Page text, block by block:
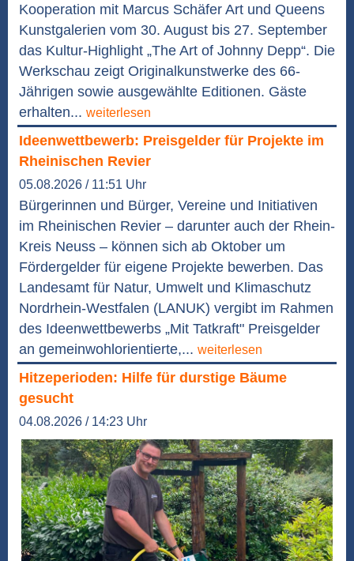
Kooperation mit Marcus Schäfer Art und Queens
Kunstgalerien vom 30. August bis 27. September
das Kultur-Highlight „The Art of Johnny Depp“. Die
Werkschau zeigt Originalkunstwerke des 66-
Jährigen sowie ausgewählte Editionen. Gäste
erhalten... weiterlesen
Ideenwettbewerb: Preisgelder für Projekte im
Rheinischen Revier
05.08.2026 / 11:51 Uhr
Bürgerinnen und Bürger, Vereine und Initiativen
im Rheinischen Revier – darunter auch der Rhein-
Kreis Neuss – können sich ab Oktober um
Fördergelder für eigene Projekte bewerben. Das
Landesamt für Natur, Umwelt und Klimaschutz
Nordrhein-Westfalen (LANUK) vergibt im Rahmen
des Ideenwettbewerbs „Mit Tatkraft" Preisgelder
an gemeinwohlorientierte,... weiterlesen
Hitzeperioden: Hilfe für durstige Bäume
gesucht
04.08.2026 / 14:23 Uhr